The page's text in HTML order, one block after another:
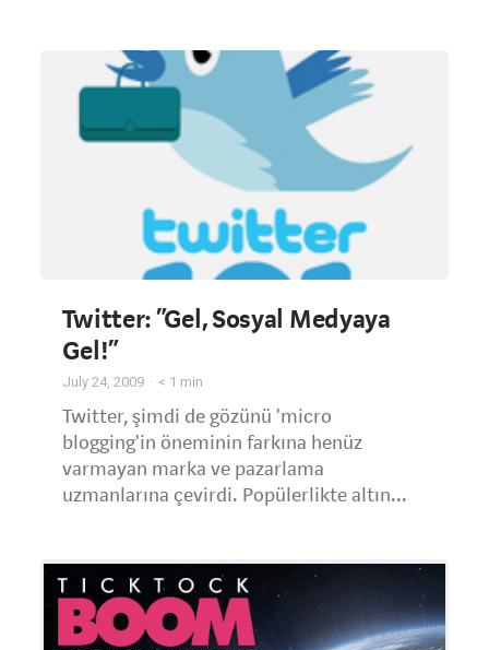
Twitter: “Gel, Sosyal Medyaya
Gel!”
July 24, 2009 < 1 min
Twitter, şimdi de gözünü 'micro
blogging'in öneminin farkına henüz
varmayan marka ve pazarlama
uzmanlarına çevirdi. Popülerlikte altın...